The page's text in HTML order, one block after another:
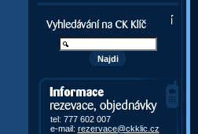
Vyhledávání kurzů a akcí
Informace, rezervace,
objedávky
tel: 777 602 007
e-mail: rezervace@ckklic.cz